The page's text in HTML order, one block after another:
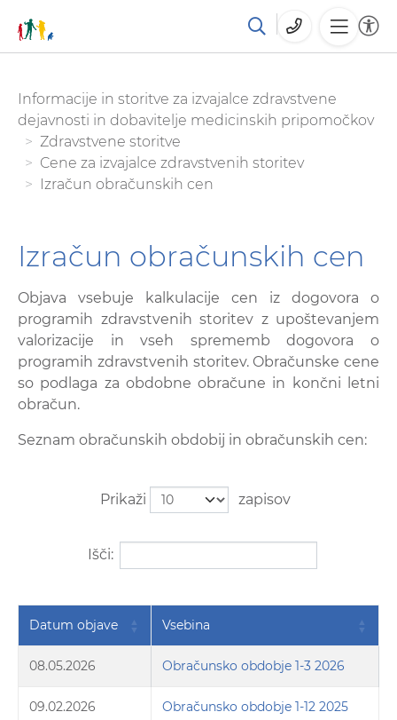
glavno
vsebino
You are here:
Informacije in storitve za izvajalce zdravstvene
dejavnosti in dobavitelje medicinskih pripomočkov
Zdravstvene storitve
Cene za izvajalce zdravstvenih storitev
Izračun obračunskih cen
Izračun obračunskih cen
Objava vsebuje kalkulacije cen iz dogovora o
programih zdravstvenih storitev z upoštevanjem
valorizacije in vseh sprememb dogovora o
programih zdravstvenih storitev. Obračunske cene
so podlaga za obdobne obračune in končni letni
obračun.
Seznam obračunskih obdobij in obračunskih cen:
Prikaži zapisov
Išči:
Datum objave Vsebina
08.05.2026 Obračunsko obdobje 1-3 2026
09.02.2026 Obračunsko obdobje 1-12 2025